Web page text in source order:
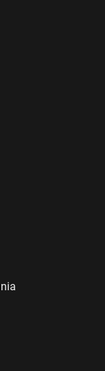
- pol­skie­go